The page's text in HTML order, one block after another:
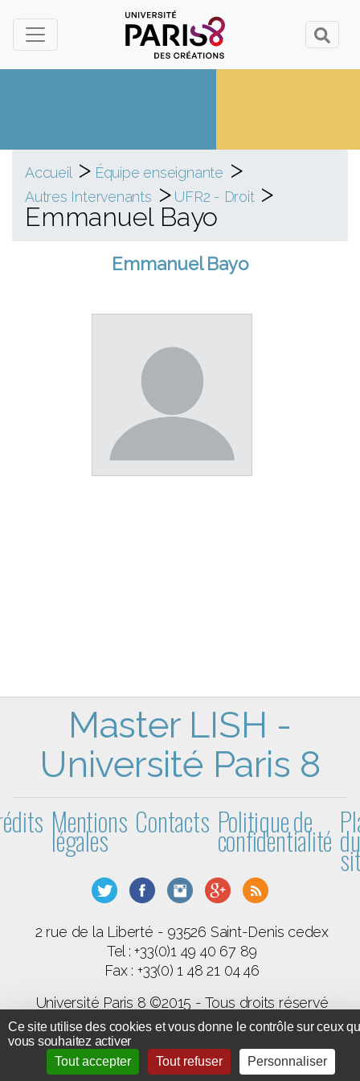
Panneau de gestion des cookies
Ce site utilise des cookies et vous donne le contrôle sur ceux
vous souhaitez activer
Tout accepter
Tout refuser Personnaliser
Accueil > Équipe enseignante >
Autres Intervenants > UFR2 - Droit >
Emmanuel Bayo
Emmanuel Bayo
Master LISH -
Université Paris 8
Mentions
légales
Contacts Politique de
confidentialité du
2 rue de la Liberté - 93526 Saint-Denis cedex
Tel : +33(0)1 49 40 67 89
Fax : +33(0) 1 48 21 04 46
Université Paris 8 ©2015 - Tous droits réservé
Code et documentation sous licence GPL 3 SPIP
BootStrap